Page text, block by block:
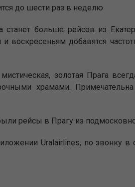
до шести раз в неделю
станет больше рейсов из
воскресеньям добавятся
золотая Прага
храмами.
рейсы в Прагу из
Uralairlines, по звонку в